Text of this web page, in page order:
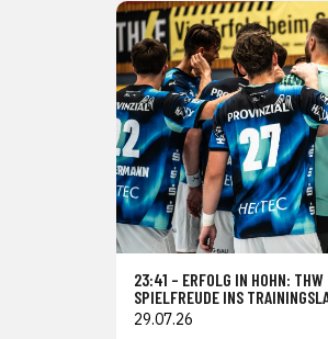
23:41 – ERFOLG IN HOHN:
SPIELFREUDE INS
29.07.26